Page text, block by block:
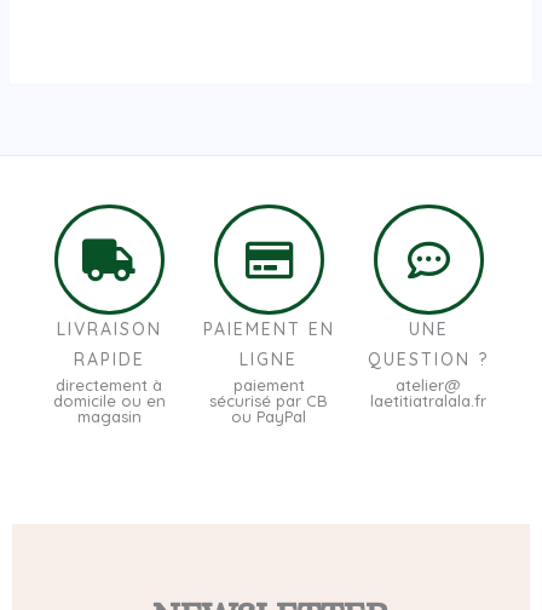
LIVRAISON
RAPIDE
directement à
domicile ou en
magasin
PAIEMENT EN
LIGNE
paiement
sécurisé par CB
ou PayPal
UNE
QUESTION ?
atelier@
laetitiatralala.fr